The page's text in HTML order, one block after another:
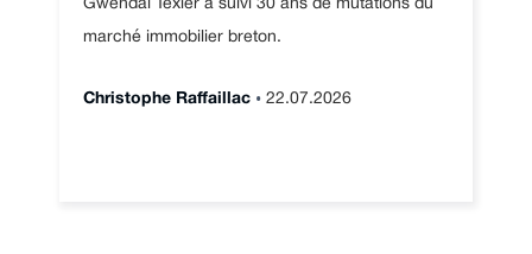
Gwendal Texier a suivi 30 ans de mutations du
marché immobilier breton.
Christophe Raffaillac • 22.07.2026